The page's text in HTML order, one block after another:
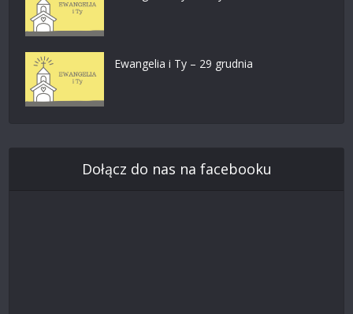
Ewangelia i Ty – 29 grudnia
Dołącz do nas na facebooku